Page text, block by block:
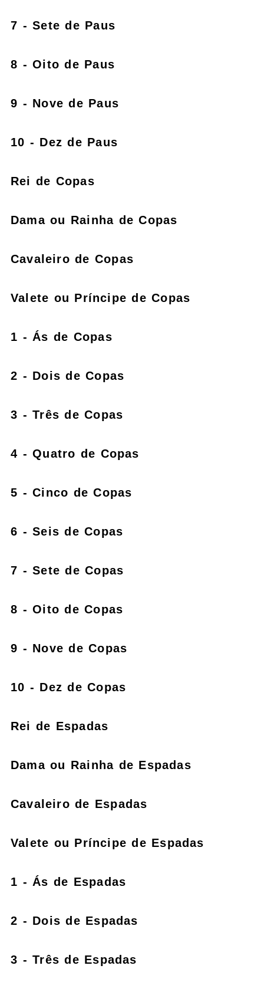
7 - Sete de Paus
8 - Oito de Paus
9 - Nove de Paus
10 - Dez de Paus
Rei de Copas
Dama ou Rainha de Copas
Cavaleiro de Copas
Valete ou Príncipe de Copas
1 - Ás de Copas
2 - Dois de Copas
3 - Três de Copas
4 - Quatro de Copas
5 - Cinco de Copas
6 - Seis de Copas
7 - Sete de Copas
8 - Oito de Copas
9 - Nove de Copas
10 - Dez de Copas
Rei de Espadas
Dama ou Rainha de Espadas
Cavaleiro de Espadas
Valete ou Príncipe de Espadas
1 - Ás de Espadas
2 - Dois de Espadas
3 - Três de Espadas